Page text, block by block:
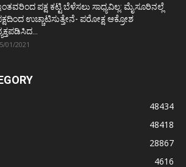
ಪಕ್ಷ ಕಟ್ಟಿ ಬೆಳೆಸಲು ಸಾಧ್ಯವಿಲ್ಲ: ಮೈಸೂರಿನಲ್ಲೆ
ಉಚ್ಚಾಟಿಸುತ್ತೇನೆ- ಪರೋಕ್ಷ ಆಕ್ರೋಶ
01/2021
48434
48418
28867
4616